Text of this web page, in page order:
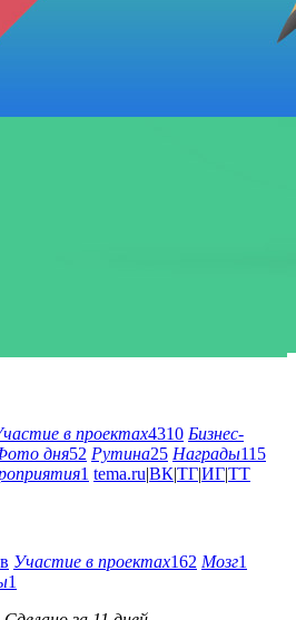
в проектах4310 Бизнес-
дня52 Рутина25 Награды115
1 tema.ru|ВК|ТГ|ИГ|ТТ
Участие в проектах162 Мозг1
1